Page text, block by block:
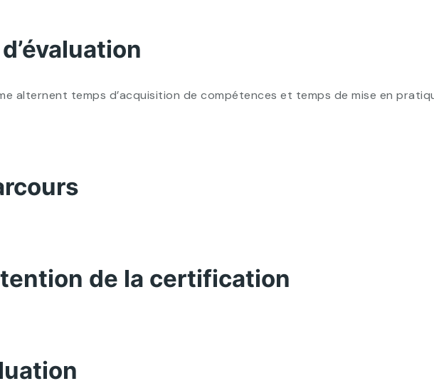
alternent temps d’acquisition de compétences et temps de mise en
de la certification